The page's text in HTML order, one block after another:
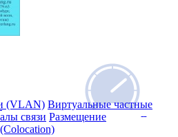
(VLAN) Виртуальные частные
связи Размещение
Отправить заявку